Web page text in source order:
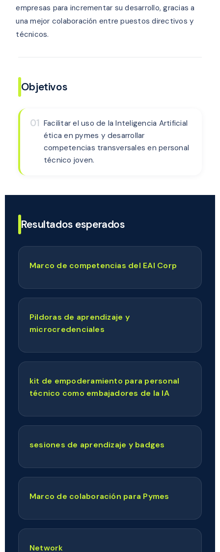
empresas para incrementar su desarrollo, gracias a
una mejor colaboración entre puestos directivos y
técnicos.
Objetivos
01 Facilitar el uso de la Inteligencia Artificial
ética en pymes y desarrollar
competencias transversales en personal
técnico joven.
Resultados esperados
Marco de competencias del EAI Corp
Pildoras de aprendizaje y
microcredenciales
kit de empoderamiento para personal
técnico como embajadores de la IA
sesiones de aprendizaje y badges
Marco de colaboración para Pymes
Network